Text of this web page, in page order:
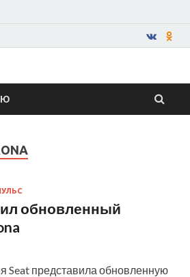
—
обновленный
Seat представила обновленную